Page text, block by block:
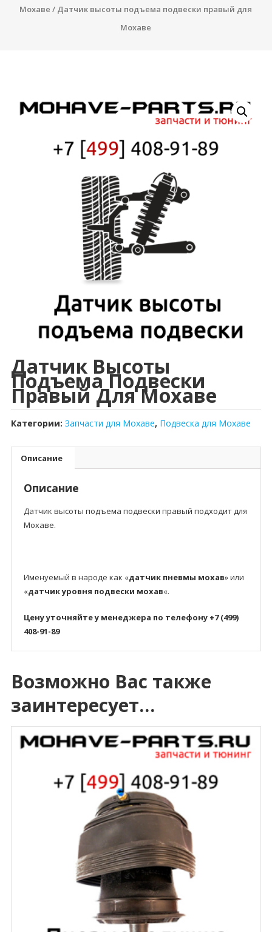
Мохаве / Датчик высоты подъема подвески правый для
Мохаве
Датчик Высоты
Подъема Подвески
Правый Для Мохаве
Категории: Запчасти для Мохаве, Подвеска для Мохаве
Описание
Описание
Датчик высоты подъема подвески правый подходит для
Мохаве.
Именуемый в народе как «датчик пневмы мохав» или
«датчик уровня подвески мохав«.
Цену уточняйте у менеджера по телефону+7 (499)
408-91-89
Возможно Вас также
заинтересует…